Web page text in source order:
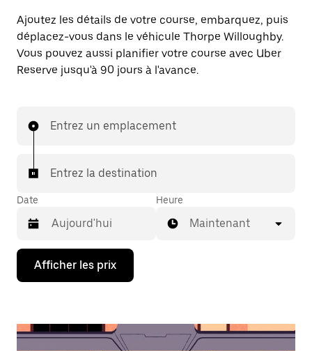
Ajoutez les détails de votre course, embarquez, puis
déplacez-vous dans le véhicule Thorpe Willoughby.
Vous pouvez aussi planifier votre course avec Uber
Reserve jusqu'à 90 jours à l'avance.
Entrez un emplacement
Entrez la destination
Date
Appuyez
la
bas
Heure
Maintenant
Afficher les prix